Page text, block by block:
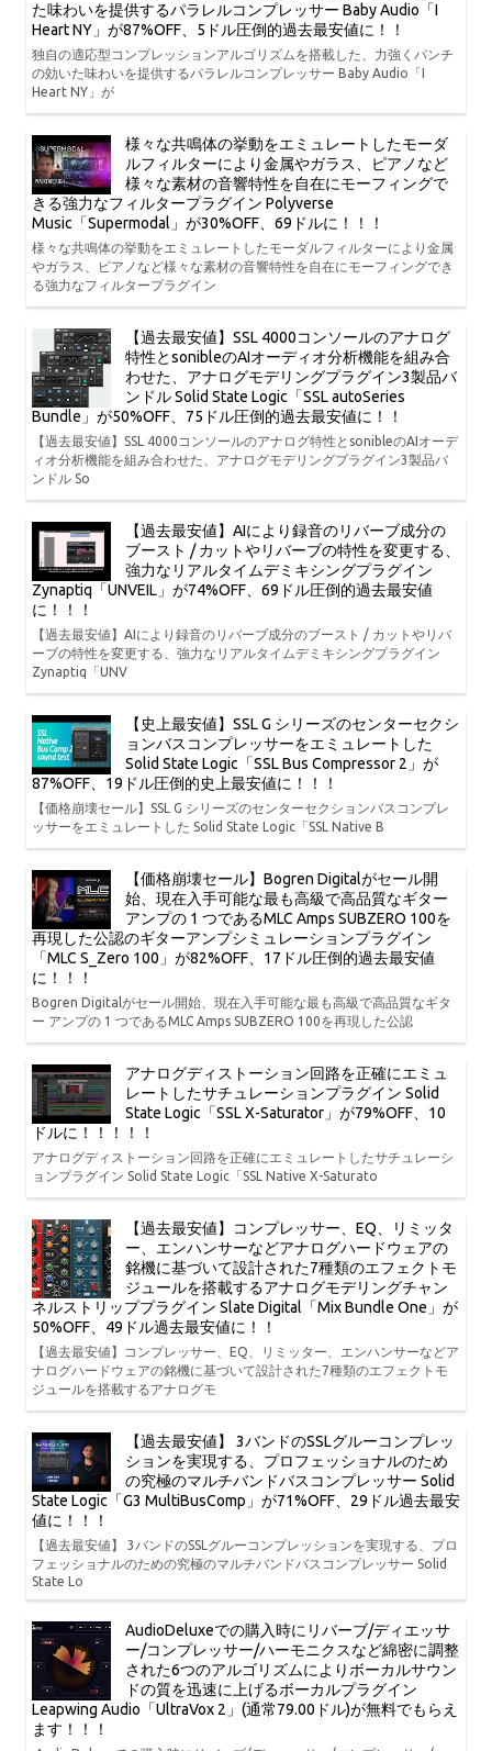
た味わいを提供するパラレルコンプレッサー Baby Audio「I
Heart NY」が87%OFF、5ドル圧倒的過去最安値に！！
独自の適応型コンプレッションアルゴリズムを搭載した、力強くパンチ
の効いた味わいを提供するパラレルコンプレッサー Baby Audio「I
Heart NY」が
様々な共鳴体の挙動をエミュレートしたモーダ
ルフィルターにより金属やガラス、ピアノなど
様々な素材の音響特性を自在にモーフィングで
きる強力なフィルタープラグイン Polyverse
Music「Supermodal」が30%OFF、69ドルに！！！
様々な共鳴体の挙動をエミュレートしたモーダルフィルターにより金属
やガラス、ピアノなど様々な素材の音響特性を自在にモーフィングでき
る強力なフィルタープラグイン
【過去最安値】SSL 4000コンソールのアナログ
特性とsonibleのAIオーディオ分析機能を組み合
わせた、アナログモデリングプラグイン3製品バ
ンドル Solid State Logic「SSL autoSeries
Bundle」が50%OFF、75ドル圧倒的過去最安値に！！
【過去最安値】SSL 4000コンソールのアナログ特性とsonibleのAIオーデ
ィオ分析機能を組み合わせた、アナログモデリングプラグイン3製品バ
ンドル So
【過去最安値】AIにより録音のリバーブ成分の
ブースト / カットやリバーブの特性を変更する、
強力なリアルタイムデミキシングプラグイン
Zynaptiq「UNVEIL」が74%OFF、69ドル圧倒的過去最安値
に！！！
【過去最安値】AIにより録音のリバーブ成分のブースト / カットやリバ
ーブの特性を変更する、強力なリアルタイムデミキシングプラグイン
Zynaptiq「UNV
【史上最安値】SSL G シリーズのセンターセクシ
ョンバスコンプレッサーをエミュレートした
Solid State Logic「SSL Bus Compressor 2」が
87%OFF、19ドル圧倒的史上最安値に！！！
【価格崩壊セール】SSL G シリーズのセンターセクションバスコンプレ
ッサーをエミュレートした Solid State Logic「SSL Native B
【価格崩壊セール】Bogren Digitalがセール開
始、現在入手可能な最も高級で高品質なギター
アンプの 1 つであるMLC Amps SUBZERO 100を
再現した公認のギターアンプシミュレーションプラグイン
「MLC S_Zero 100」が82%OFF、17ドル圧倒的過去最安値
に！！！
Bogren Digitalがセール開始、現在入手可能な最も高級で高品質なギタ
ー アンプの 1 つであるMLC Amps SUBZERO 100を再現した公認
アナログディストーション回路を正確にエミュ
レートしたサチュレーションプラグイン Solid
State Logic「SSL X-Saturator」が79%OFF、10
ドルに！！！！！
アナログディストーション回路を正確にエミュレートしたサチュレーシ
ョンプラグイン Solid State Logic「SSL Native X-Saturato
【過去最安値】コンプレッサー、EQ、リミッタ
ー、エンハンサーなどアナログハードウェアの
銘機に基づいて設計された7種類のエフェクトモ
ジュールを搭載するアナログモデリングチャン
ネルストリッププラグイン Slate Digital「Mix Bundle One」が
50%OFF、49ドル過去最安値に！！
【過去最安値】コンプレッサー、EQ、リミッター、エンハンサーなどア
ナログハードウェアの銘機に基づいて設計された7種類のエフェクトモ
ジュールを搭載するアナログモ
【過去最安値】 3バンドのSSLグルーコンプレッ
ションを実現する、プロフェッショナルのため
の究極のマルチバンドバスコンプレッサー Solid
State Logic「G3 MultiBusComp」が71%OFF、29ドル過去最安
値に！！！
【過去最安値】 3バンドのSSLグルーコンプレッションを実現する、プロ
フェッショナルのための究極のマルチバンドバスコンプレッサー Solid
State Lo
AudioDeluxeでの購入時にリバーブ/ディエッサ
ー/コンプレッサー/ハーモニクスなど綿密に調整
された6つのアルゴリズムによりボーカルサウン
ドの質を迅速に上げるボーカルプラグイン
Leapwing Audio「UltraVox 2」(通常79.00ドル)が無料でもらえ
ます！！！